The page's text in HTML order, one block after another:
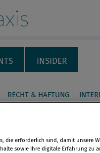
INSIDER
RECHT & HAFTUNG
der Welt der
– Ein Update
die erforderlich sind, damit unsere
sowie Ihre digitale Erfahrung zu